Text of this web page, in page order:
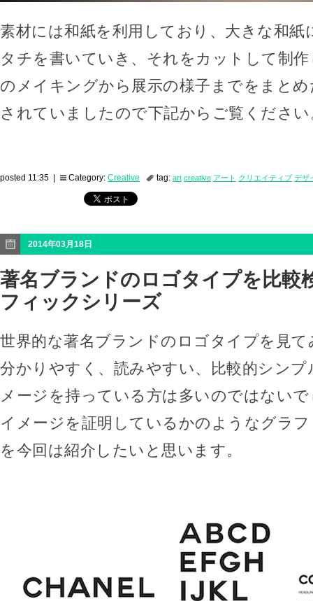
素材には和紙を利用しており、大きな和
タチを書いていき、それをカットして制
のメイキングから展示の様子までをまと
されていましたので下記からご覧ください
posted 11:35 | Category: Creative tag: art creative アート クリエイティブ デザ
2014年03月18日
著名ブランドのロゴタイプを比較
フィックシリーズ
世界的な著名ブランドのロゴタイプを見
分かりやすく、読みやすい、比較的シン
メージを持っている方は多いのではない
イメージを証明しているかのようなグラ
を今回は紹介したいと思います。